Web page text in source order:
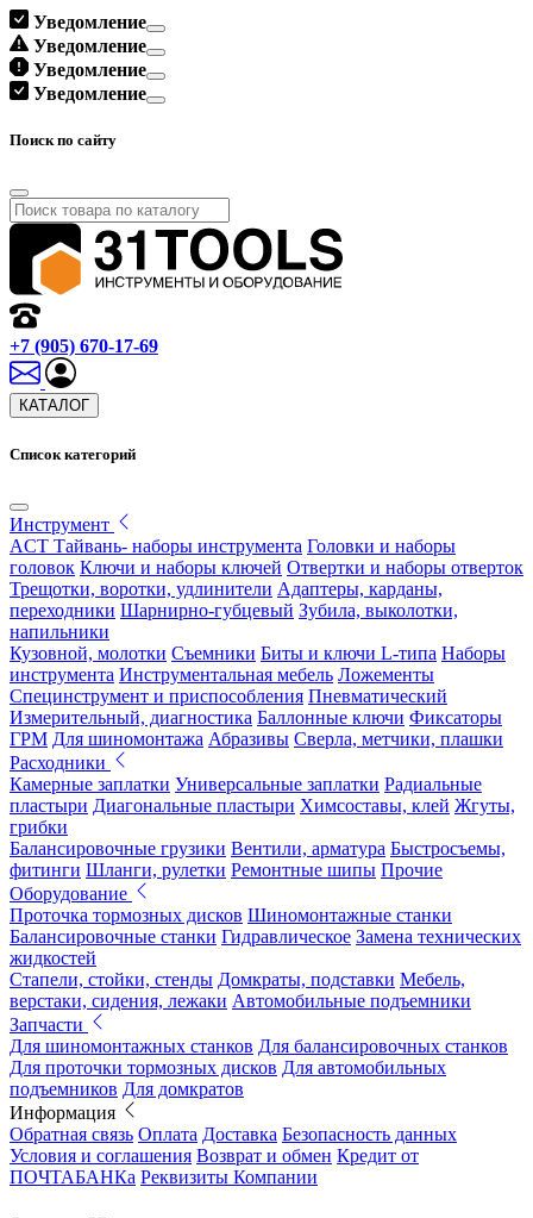
Уведомление
Уведомление
Уведомление
Уведомление
Поиск по сайту
+7 (905) 670-17-69
КАТАЛОГ
Список категорий
Инструмент
ACT Тайвань- наборы инструмента Головки и наборы
головок Ключи и наборы ключей Отвертки и наборы отверток
Трещотки, воротки, удлинители Адаптеры, карданы,
переходники Шарнирно-губцевый Зубила, выколотки,
напильники
Кузовной, молотки Съемники Биты и ключи L-типа Наборы
инструмента Инструментальная мебель Ложементы
Специнструмент и приспособления Пневматический
Измерительный, диагностика Баллонные ключи Фиксаторы
ГРМ Для шиномонтажа Абразивы Сверла, метчики, плашки
Расходники
Камерные заплатки Универсальные заплатки Радиальные
пластыри Диагональные пластыри Химсоставы, клей Жгуты,
грибки
Балансировочные грузики Вентили, арматура Быстросъемы,
фитинги Шланги, рулетки Ремонтные шипы Прочие
Оборудование
Проточка тормозных дисков Шиномонтажные станки
Балансировочные станки Гидравлическое Замена технических
жидкостей
Стапели, стойки, стенды Домкраты, подставки Мебель,
верстаки, сидения, лежаки Автомобильные подъемники
Запчасти
Для шиномонтажных станков Для балансировочных станков
Для проточки тормозных дисков Для автомобильных
подъемников Для домкратов
Информация
Обратная связь Оплата Доставка Безопасность данных
Условия и соглашения Возврат и обмен Кредит от
ПОЧТАБАНКа Реквизиты Компании